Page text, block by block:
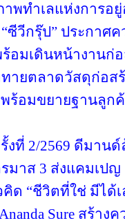
พทำเลแห่งการอ
ซีวีกรุ๊ป” ประกาศค
อมเดินหน้างานก่อ
ายตลาดวัสดุก่อสร้
ร้อมขยายฐานลูก
ที่ 2/2569 ดีมาน
าส 3 ส่งแคมเปญ
ด “ชีวิตที่ใช่ มีได้
Sure สร้าง